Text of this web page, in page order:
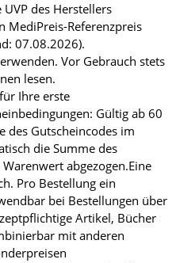
des Herstellers
MediPreis-Referenzpreis
07.08.2026).
Vor Gebrauch stets
lesen.
Ihre erste
Gültig ab 60
des Gutscheincodes im
die Summe des
abgezogen.Eine
Pro Bestellung ein
bei Bestellungen über
Artikel, Bücher
mit anderen